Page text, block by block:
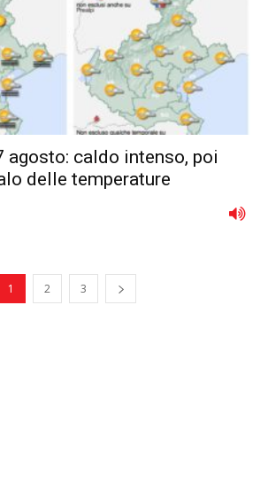
agosto: caldo intenso, poi
delle temperature
1 2 3